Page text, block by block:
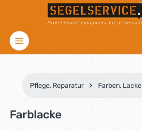
Zum Hauptinhalt springen
Pflege, Reparatur Farben, Lacke
Farblacke